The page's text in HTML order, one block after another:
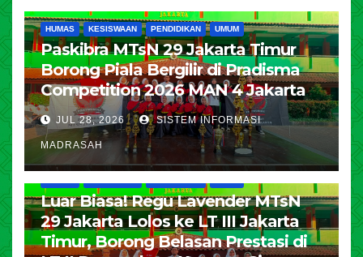
HUMAS KESISWAAN PENDIDIKAN UMUM
Paskibra MTsN 29 Jakarta Timur
Borong Piala Bergilir di Pradisma
Competition 2026 MAN 4 Jakarta
JUL 28, 2026 SISTEM INFORMASI
MADRASAH
Luar Biasa! Regu Lavender MTsN
29 Jakarta Lolos ke LT III Jakarta
Timur, Borong Belasan Prestasi di